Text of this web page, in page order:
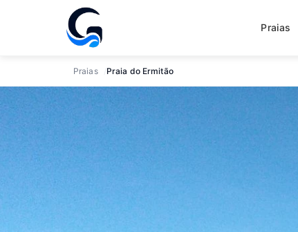
Praias
Praias Praia do Ermitão